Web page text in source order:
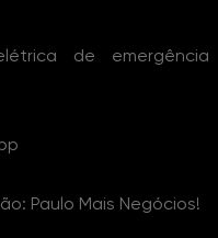
de emergência
Paulo Mais Negócios!